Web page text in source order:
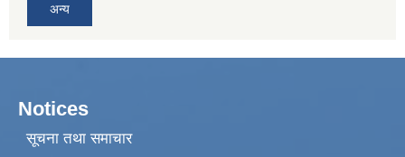
अन्य
Notices
सूचना तथा समाचार